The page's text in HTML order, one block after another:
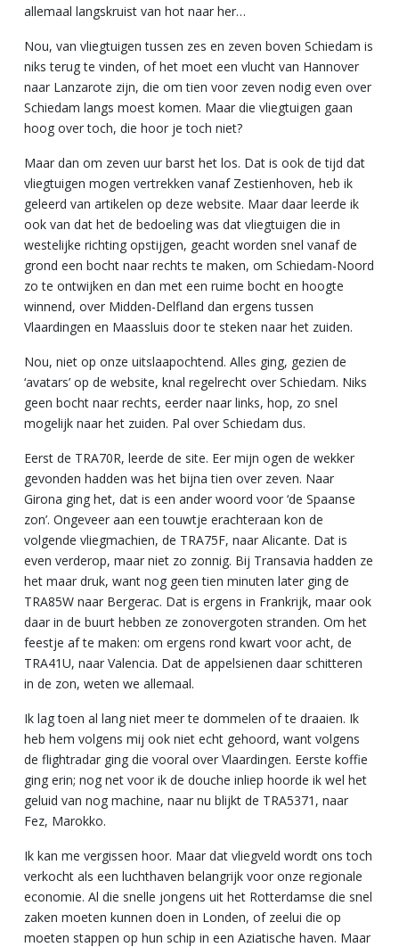
allemaal langskruist van hot naar her…
Nou, van vliegtuigen tussen zes en zeven boven Schiedam is
niks terug te vinden, of het moet een vlucht van Hannover
naar Lanzarote zijn, die om tien voor zeven nodig even over
Schiedam langs moest komen. Maar die vliegtuigen gaan
hoog over toch, die hoor je toch niet?
Maar dan om zeven uur barst het los. Dat is ook de tijd dat
vliegtuigen mogen vertrekken vanaf Zestienhoven, heb ik
geleerd van artikelen op deze website. Maar daar leerde ik
ook van dat het de bedoeling was dat vliegtuigen die in
westelijke richting opstijgen, geacht worden snel vanaf de
grond een bocht naar rechts te maken, om Schiedam-Noord
zo te ontwijken en dan met een ruime bocht en hoogte
winnend, over Midden-Delfland dan ergens tussen
Vlaardingen en Maassluis door te steken naar het zuiden.
Nou, niet op onze uitslaapochtend. Alles ging, gezien de
‘avatars’ op de website, knal regelrecht over Schiedam. Niks
geen bocht naar rechts, eerder naar links, hop, zo snel
mogelijk naar het zuiden. Pal over Schiedam dus.
Eerst de TRA70R, leerde de site. Eer mijn ogen de wekker
gevonden hadden was het bijna tien over zeven. Naar
Girona ging het, dat is een ander woord voor ‘de Spaanse
zon’. Ongeveer aan een touwtje erachteraan kon de
volgende vliegmachien, de TRA75F, naar Alicante. Dat is
even verderop, maar niet zo zonnig. Bij Transavia hadden ze
het maar druk, want nog geen tien minuten later ging de
TRA85W naar Bergerac. Dat is ergens in Frankrijk, maar ook
daar in de buurt hebben ze zonovergoten stranden. Om het
feestje af te maken: om ergens rond kwart voor acht, de
TRA41U, naar Valencia. Dat de appelsienen daar schitteren
in de zon, weten we allemaal.
Ik lag toen al lang niet meer te dommelen of te draaien. Ik
heb hem volgens mij ook niet echt gehoord, want volgens
de flightradar ging die vooral over Vlaardingen. Eerste koffie
ging erin; nog net voor ik de douche inliep hoorde ik wel het
geluid van nog machine, naar nu blijkt de TRA5371, naar
Fez, Marokko.
Ik kan me vergissen hoor. Maar dat vliegveld wordt ons toch
verkocht als een luchthaven belangrijk voor onze regionale
economie. Al die snelle jongens uit het Rotterdamse die snel
zaken moeten kunnen doen in Londen, of zeelui die op
moeten stappen op hun schip in een Aziatische haven. Maar